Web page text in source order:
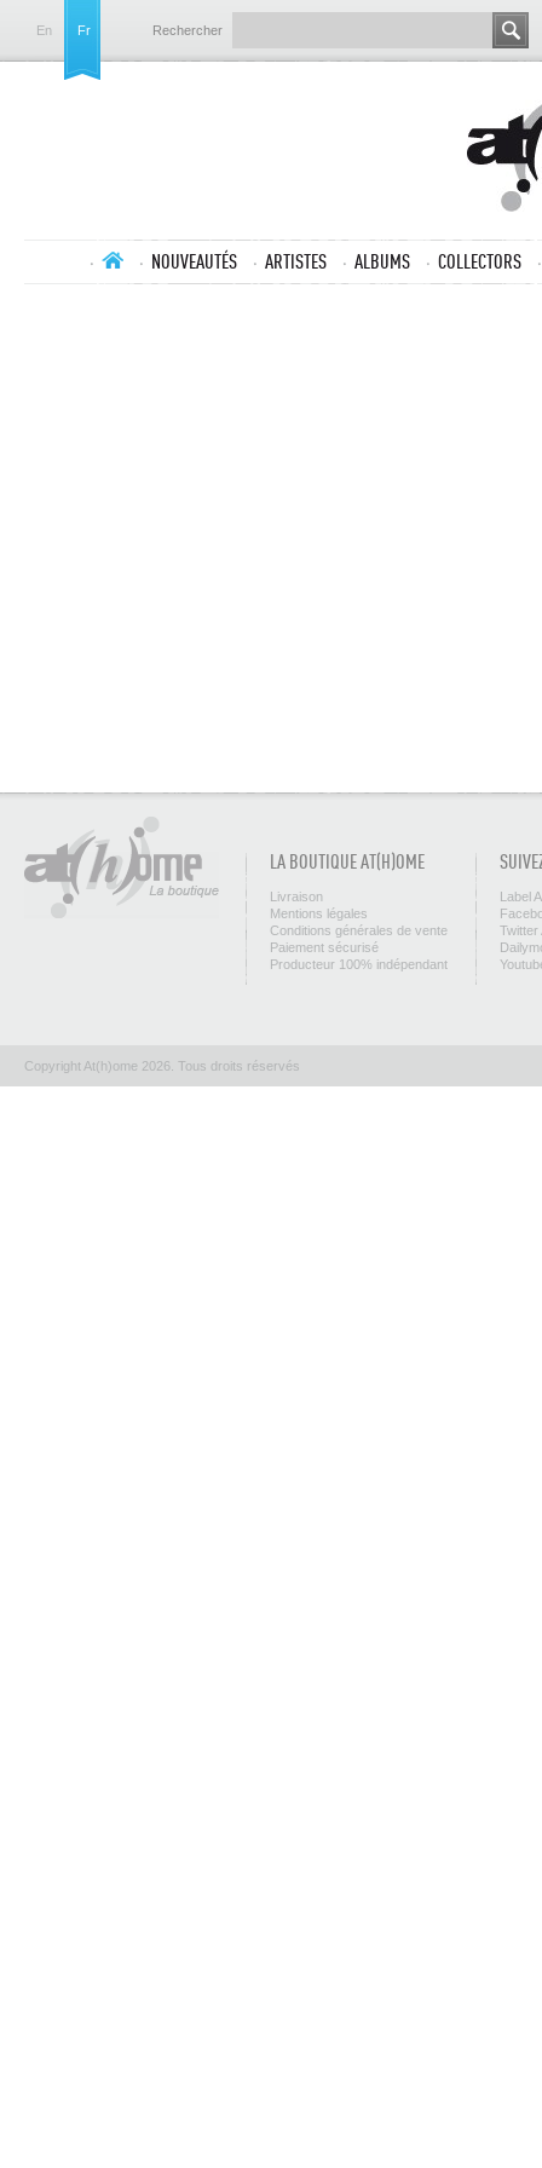
En Fr Rechercher
NOUVEAUTÉS ARTISTES ALBUMS COLLECTORS
LA BOUTIQUE AT(H)OME
Livraison
Mentions légales
Conditions générales de vente
Paiement sécurisé
Producteur 100% indépendant
Label
Twitter
Copyright At(h)ome 2026. Tous droits réservés